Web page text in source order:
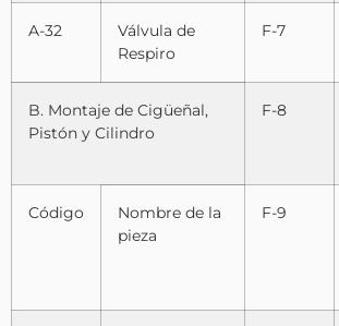
A-32
Válvula de
Respiro
F-7
B. Montaje de Cigüeñal,
Pistón y Cilindro
F-8
Código
Nombre de la
pieza
F-9